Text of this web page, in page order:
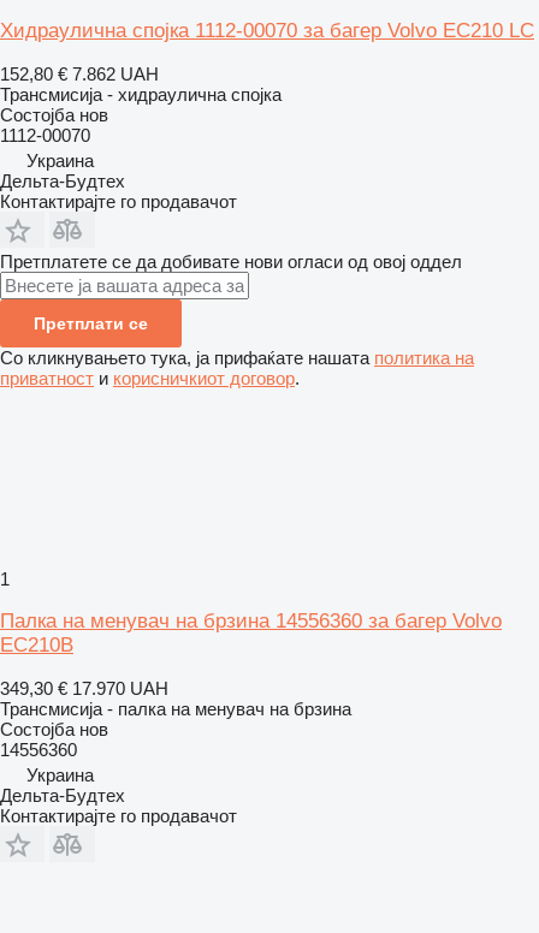
Хидраулична спојка 1112-00070 за багер Volvo EC210 LC
152,80 € 7.862 UAH
Трансмисија - хидраулична спојка
Состојба нов
1112-00070
Украина
Дельта-Будтех
Контактирајте го продавачот
Претплатете се да добивате нови огласи од овој оддел
Претплати се
Со кликнувањето тука, ја прифаќате нашата политика на
приватност и корисничкиот договор.
1
Палка на менувач на брзина 14556360 за багер Volvo
EC210B
349,30 € 17.970 UAH
Трансмисија - палка на менувач на брзина
Состојба нов
14556360
Украина
Дельта-Будтех
Контактирајте го продавачот